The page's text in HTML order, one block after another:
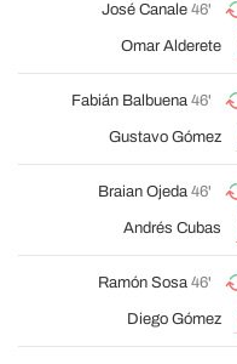
José Canale 46'
Omar Alderete
Fabián Balbuena 46'
Gustavo Gómez
Braian Ojeda 46'
Andrés Cubas
Ramón Sosa 46'
Diego Gómez